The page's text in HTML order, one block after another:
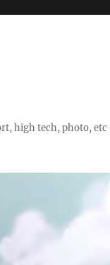
high tech, photo, etc